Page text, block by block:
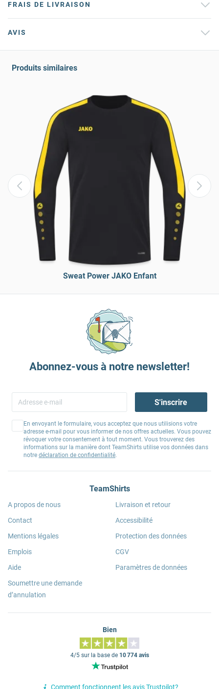
FRAIS DE LIVRAISON
AVIS
Produits similaires
Sweat Power JAKO Enfant
Abonnez-vous à notre newsletter!
S'inscrire
En envoyant le formulaire, vous acceptez que nous utilisions votre
adresse e-mail pour vous informer de nos offres actuelles. Vous pouvez
révoquer votre consentement à tout moment. Vous trouverez des
informations sur la manière dont TeamShirts utilise vos données dans
notre déclaration de confidentialité.
TeamShirts
A propos de nous
Contact
Mentions légales
Emplois
Aide
Soumettre une demande
d’annulation
Livraison et retour
Accessibilité
Protection des données
CGV
Paramètres de données
Bien
4/5 sur la base de 10 774 avis
Comment fonctionnent les avis Trustpilot?